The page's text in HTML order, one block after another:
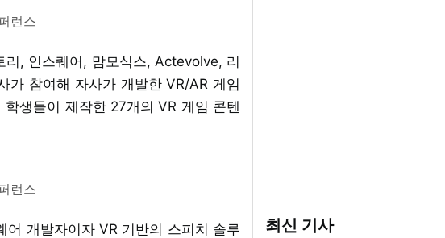
런스
리, 인스퀘어, 맘모식스, Actevolve, 리
가 참여해 자사가 개발한 VR/AR 게임
생들이 제작한 27개의 VR 게임 콘텐
런스
개발자이자 VR 기반의 스피치 솔루
최신 기사